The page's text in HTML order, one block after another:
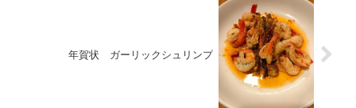
年賀状 ガーリックシュリンプ